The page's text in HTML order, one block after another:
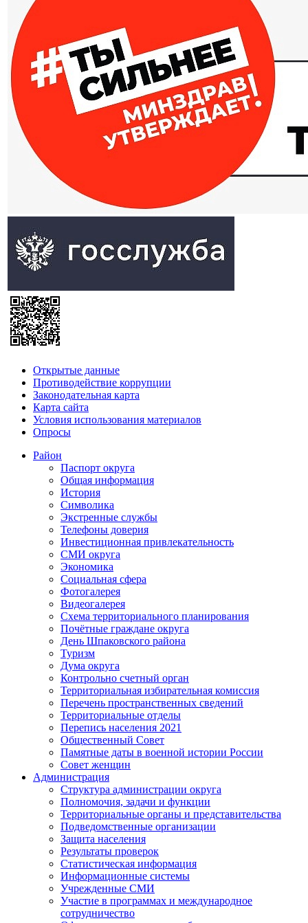
Открытые данные
Противодействие коррупции
Законодательная карта
Карта сайта
Условия использования материалов
Опросы
Район
Паспорт округа
Общая информация
История
Символика
Экстренные службы
Телефоны доверия
Инвестиционная привлекательность
СМИ округа
Экономика
Социальная сфера
Фотогалерея
Видеогалерея
Схема территориального планирования
Почётные граждане округа
День Шпаковского района
Туризм
Дума округа
Контрольно счетный орган
Территориальная избирательная комиссия
Перечень пространственных сведений
Территориальные отделы
Перепись населения 2021
Общественный Совет
Памятные даты в военной истории России
Совет женщин
Администрация
Структура администрации округа
Полномочия, задачи и функции
Территориальные органы и представительства
Подведомственные организации
Защита населения
Результаты проверок
Статистическая информация
Информационные системы
Учрежденные СМИ
Участие в программах и международное
сотрудничество